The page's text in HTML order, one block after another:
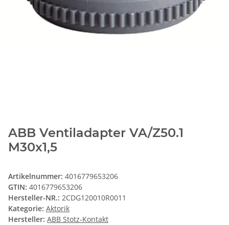
ABB Ventiladapter VA/Z50.1
M30x1,5
Artikelnummer: 4016779653206
GTIN: 4016779653206
Hersteller-NR.: 2CDG120010R0011
Kategorie: Aktorik
Hersteller: ABB Stotz-Kontakt